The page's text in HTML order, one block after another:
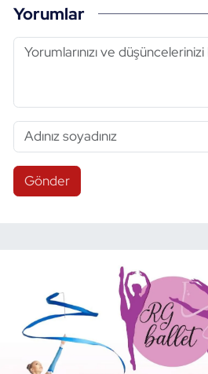
Yorumlar
Gönder